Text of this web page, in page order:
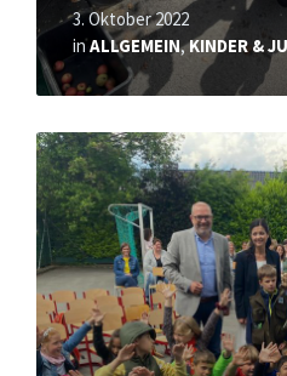
3. Oktober 2022
inALLGEMEIN,KINDER &
Mehr
erfahren